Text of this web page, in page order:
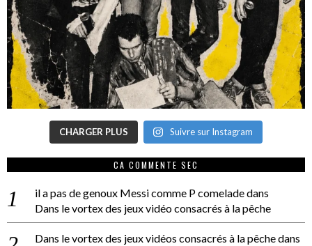
CHARGER PLUS Suivre sur Instagram
CA COMMENTE SEC
il a pas de genoux Messi comme P comeladedans
Dans le vortex des jeux vidéo consacrés à la pêche
Dans le vortex des jeux vidéos consacrés à la pêchedans